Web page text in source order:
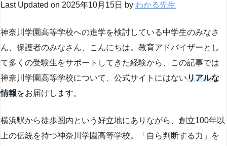
Last Updated on 2025年10月15日 by わかる先生
神奈川学園高等学校への進学を検討している中学生のみなさ
ん、保護者のみなさん、こんにちは。教育アドバイザーとし
て多くの受験生をサポートしてきた経験から、この記事では
神奈川学園高等学校について、公式サイトにはないリアルな
情報をお届けします。
横浜駅から徒歩圏内という好立地にありながら、創立100年以
上の伝統を持つ神奈川学園高等学校。「自ら判断する力」を